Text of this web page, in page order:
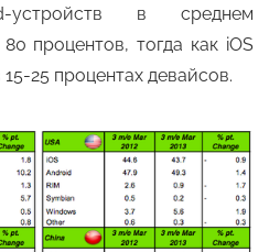
устройств в среднем
процентов, тогда как iOS
25 процентах девайсов.